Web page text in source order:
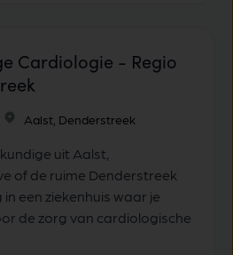
Cardiologie - Regio
Aalst, Denderstreek
uit Aalst,
of de ruime Denderstreek
een ziekenhuis waar je
de zorg van cardiologische